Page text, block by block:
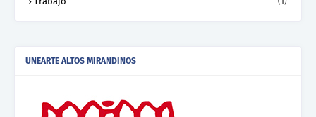
UNEARTE ALTOS MIRANDINOS